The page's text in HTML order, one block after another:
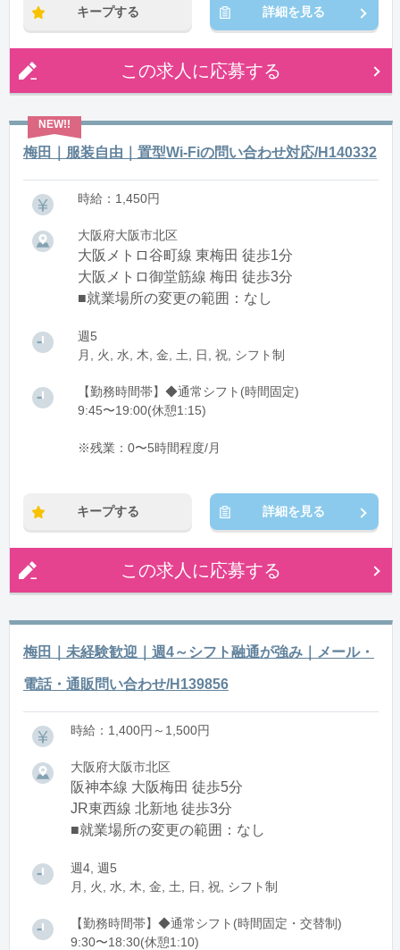
キープする 詳細を見る
この求人に応募する
梅田｜服装自由｜置型Wi-Fiの問い合わせ対応/H140332
時給：1,450円
大阪府大阪市北区
大阪メトロ谷町線 東梅田 徒歩1分
大阪メトロ御堂筋線 梅田 徒歩3分
■就業場所の変更の範囲：なし
週5
月, 火, 水, 木, 金, 土, 日, 祝, シフト制
【勤務時間帯】◆通常シフト(時間固定)
9:45〜19:00(休憩1:15)
※残業：0〜5時間程度/月
キープする 詳細を見る
この求人に応募する
梅田｜未経験歓迎｜週4～シフト融通が強み｜メール・
電話・通販問い合わせ/H139856
時給：1,400円～1,500円
大阪府大阪市北区
阪神本線 大阪梅田 徒歩5分
JR東西線 北新地 徒歩3分
■就業場所の変更の範囲：なし
週4, 週5
月, 火, 水, 木, 金, 土, 日, 祝, シフト制
【勤務時間帯】◆通常シフト(時間固定・交替制)
9:30〜18:30(休憩1:10)